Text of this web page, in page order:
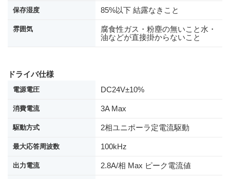
保存湿度 85%以下 結露なきこと
雰囲気
腐食性ガス・粉塵の無いこと水・
油などが直接掛からないこと
ドライバ仕様
電源電圧 DC24V±10%
消費電流 3A Max
駆動方式 2相ユニポーラ定電流駆動
最大応答周波数 100kHz
出力電流 2.8A/相 Max ピーク電流値